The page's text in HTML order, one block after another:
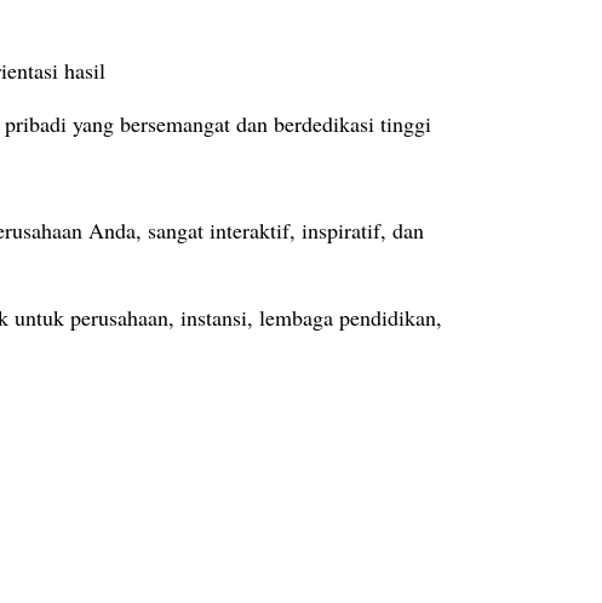
hasil
yang bersemangat dan berdedikasi tinggi
Anda, sangat interaktif, inspiratif, dan
untuk perusahaan, instansi, lembaga pendidikan,